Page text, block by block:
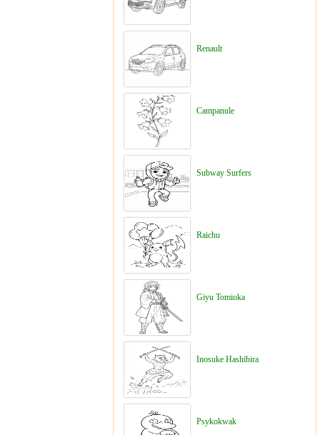
Renault
Campanule
Subway Surfers
Raichu
Giyu Tomioka
Inosuke Hashibira
Psykokwak